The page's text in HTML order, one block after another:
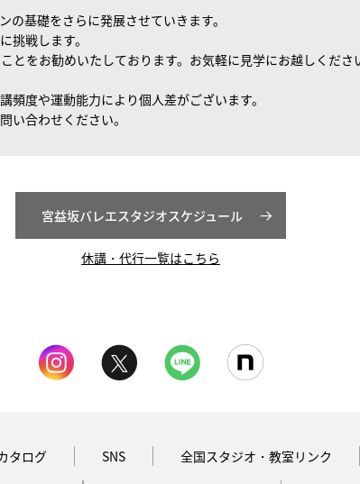
の基礎をさらに発展させていきます。
挑戦します。
とをお勧めいたしております。お気軽に見学にお越しくださ
頻度や運動能力により個人差がございます。
い合わせください。
宮益坂バレエスタジオスケジュール
休講・代行一覧はこちら
タログ SNS
全国スタジオ・教室リンク